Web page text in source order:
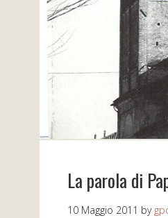
La parola di
10 Maggio 2011 by